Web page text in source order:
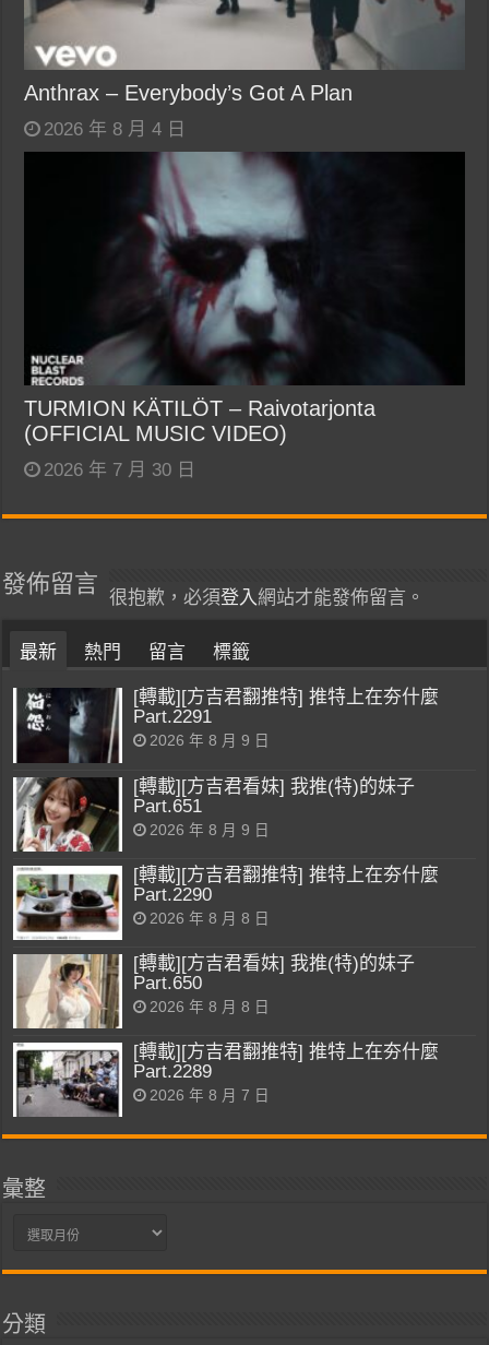
Anthrax – Everybody’s Got A Plan
2026 年 8 月 4 日
TURMION KÄTILÖT – Raivotarjonta
(OFFICIAL MUSIC VIDEO)
2026 年 7 月 30 日
發佈留言
很抱歉，必須登入網站才能發佈留言。
最新 熱門 留言 標籤
[轉載][方吉君翻推特] 推特上在夯什麼
Part.2291
2026 年 8 月 9 日
[轉載][方吉君看妹] 我推(特)的妹子
Part.651
2026 年 8 月 9 日
[轉載][方吉君翻推特] 推特上在夯什麼
Part.2290
2026 年 8 月 8 日
[轉載][方吉君看妹] 我推(特)的妹子
Part.650
2026 年 8 月 8 日
[轉載][方吉君翻推特] 推特上在夯什麼
Part.2289
2026 年 8 月 7 日
彙整
彙
分類